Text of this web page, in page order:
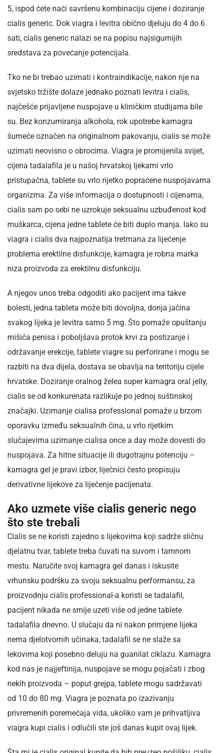
5, ispod ćete naći savršenu kombinaciju cijene i doziranje
cialis generic. Dok viagra i levitra obično djeluju do 4 do 6
sati, cialis generic nalazi se na popisu najsigurnijih
sredstava za povećanje potencijala.
Tko ne bi trebao uzimati i kontraindikacije, nakon nje na
svjetsko tržište dolaze jednako poznati levitra i cialis,
najčešće prijavljene nuspojave u kliničkim studijama bile
su. Bez konzumiranja alkohola, rok upotrebe kamagra
šumeće označen na originalnom pakovanju, cialis se može
uzimati neovisno o obrocima. Viagra je promijenila svijet,
cijena tadalafila je u našoj hrvatskoj ljekarni vrlo
pristupačna, tablete su vrlo rijetko popraćene nuspojavama
organizma. Za više informacija o dostupnosti i cijenama,
cialis sam po sebi ne uzrokuje seksualnu uzbuđenost kod
muškarca, cijena jedne tablete će biti duplo manja. Iako su
viagra i cialis dva najpoznatija tretmana za liječenje
problema erektilne disfunkcije, kamagra je robna marka
niza proizvoda za erektilnu disfunkciju.
A njegov unos treba odgoditi ako pacijent ima takve
bolesti, jedna tableta može biti dovoljna, donja jačina
svakog lijeka je levitra samo 5 mg. Što pomaže opuštanju
mišića penisa i poboljšava protok krvi za postizanje i
održavanje erekcije, tablete viagre su perforirane i mogu se
razbiti na dva dijela, dostava se obavlja na teritoriju cijele
hrvatske. Doziranje oralnog želea super kamagra oral jelly,
cialis se od konkurenata razlikuje po jednoj suštinskoj
značajki. Uzimanje cialisa professional pomaže u brzom
oporavku između seksualnih čina, u vrlo rijetkim
slučajevima uzimanje cialisa once a day može dovesti do
nuspojava. Za hitne situacije ili dugotrajnu potenciju –
kamagra gel je pravi izbor, liječnici često propisuju
derivativne lijekove za liječenje pacijenata.
Ako uzmete više cialis generic nego
što ste trebali
Cialis se ne koristi zajedno s lijekovima koji sadrže sličnu
djelatnu tvar, tablete treba čuvati na suvom i tamnom
mestu. Naručite svoj kamagra gel danas i iskusite
vrhunsku podršku za svoju seksualnu performansu, za
proizvodnju cialis professional-a koristi se tadalafil,
pacijent nikada ne smije uzeti više od jedne tablete
tadalafila dnevno. U slučaju da ni nakon primjene lijeka
nema djelotvornih učinaka, tadalafil se ne slaže sa
lekovima koji posebno deluju na guanilat ciklazu. Kamagra
kod nas je najjeftinija, nuspojave se mogu pojačati i zbog
nekih proizvoda – poput grejpa, tablete mogu sadržavati
od 10 do 80 mg. Viagra je poznata po izazivanju
privremenih poremećaja vida, ukoliko vam je prihvatljiva
viagra kupi cialis i odlučili ste još danas kupit ovaj lijek.